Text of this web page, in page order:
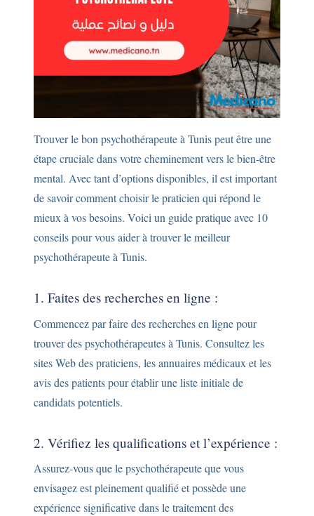
Trouver le bon psychothérapeute à Tunis peut être une
étape cruciale dans votre cheminement vers le bien-être
mental. Avec tant d’options disponibles, il est important
de savoir comment choisir le praticien qui répond le
mieux à vos besoins. Voici un guide pratique avec 10
conseils pour vous aider à trouver le meilleur
psychothérapeute à Tunis.
1. Faites des recherches en ligne :
Commencez par faire des recherches en ligne pour
trouver des psychothérapeutes à Tunis. Consultez les
sites Web des praticiens, les annuaires médicaux et les
avis des patients pour établir une liste initiale de
candidats potentiels.
2. Vérifiez les qualifications et l’expérience :
Assurez-vous que le psychothérapeute que vous
envisagez est pleinement qualifié et possède une
expérience significative dans le traitement des